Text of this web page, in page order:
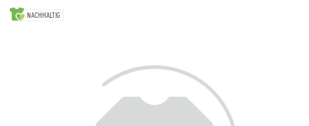
NACHHALTIG